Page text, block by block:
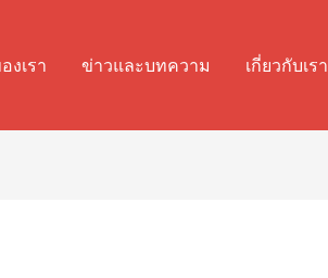
งเรา ข่าวและบทความ เกี่ยวกับเรา